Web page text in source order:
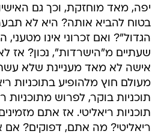
יפה, מאד מוחזקת, וכך גם
בטוח להביא אותה? היא לא
הגדול"? ואם זכרוני אינו
שעתיים מ"הישרדות", נכון? אז
אישה לא מאד מעניינת שלא
מעולם חוץ מלהופיע בתוכניות
תוכניות בוקר, לפרוש מתוכניות
תוכניות ריאליטי. אז אתם
ריאליטי? מה אתם, דפוקים? אם